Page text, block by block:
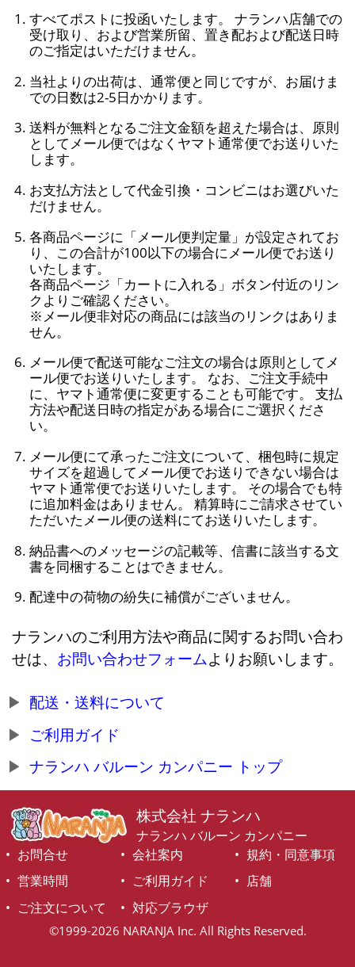
すべてポストに投函いたします。 ナランハ店舗での
受け取り、および営業所留、置き配および配送日時
のご指定はいただけません。
当社よりの出荷は、通常便と同じですが、お届けま
での日数は2-5日かかります。
送料が無料となるご注文金額を超えた場合は、原則
としてメール便ではなくヤマト通常便でお送りいた
します。
お支払方法として代金引換・コンビニはお選びいた
だけません。
各商品ページに「メール便判定量」が設定されてお
り、この合計が100以下の場合にメール便でお送り
いたします。
各商品ページ「カートに入れる」ボタン付近のリン
クよりご確認ください。
※メール便非対応の商品には該当のリンクはありま
せん。
メール便で配送可能なご注文の場合は原則としてメ
ール便でお送りいたします。 なお、ご注文手続中
に、ヤマト通常便に変更することも可能です。 支払
方法や配送日時の指定がある場合にご選択くださ
い。
メール便にて承ったご注文について、梱包時に規定
サイズを超過してメール便でお送りできない場合は
ヤマト通常便でお送りいたします。 その場合でも特
に追加料金はありません。 精算時にご請求させてい
ただいたメール便の送料にてお送りいたします。
納品書へのメッセージの記載等、信書に該当する文
書を同梱することはできません。
配達中の荷物の紛失に補償がございません。
ナランハのご利用方法や商品に関するお問い合わ
せは、 お問い合わせフォームよりお願いします。
配送・送料について
ご利用ガイド
ナランハ バルーン カンパニー トップ
株式会社 ナランハ
ナランハ バルーン カンパニー
お問合せ
会社案内
規約・同意事項
営業時間
ご利用ガイド
店舗
ご注文について
対応ブラウザ
©1999-2026 NARANJA Inc. All Rights Reserved.